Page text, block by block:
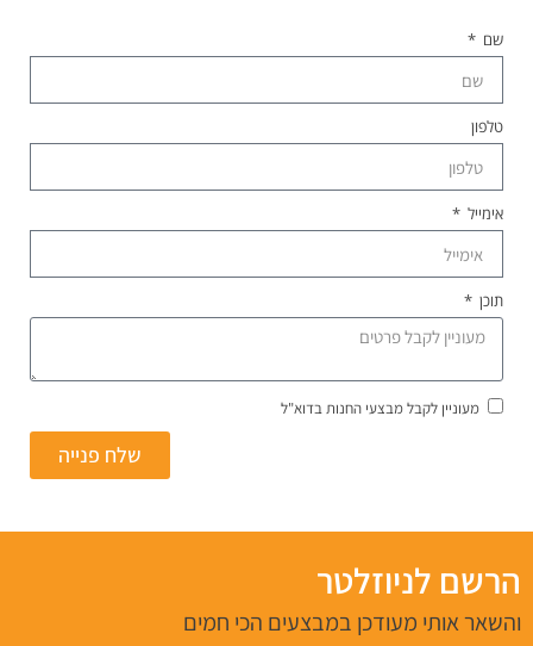
שם
טלפון
אימייל
תוכן
מעוניין לקבל מבצעי החנות בדוא"ל
שלח פנייה
הרשם לניוזלטר
והשאר אותי מעודכן במבצעים הכי חמים